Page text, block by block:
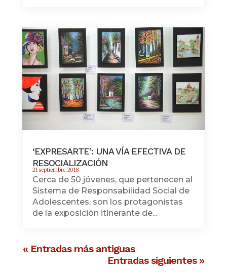
‘EXPRESARTE’: UNA VÍA EFECTIVA DE
RESOCIALIZACIÓN
21 septiembre, 2018
Cerca de 50 jóvenes, que pertenecen al
Sistema de Responsabilidad Social de
Adolescentes, son los protagonistas
de la exposición itinerante de...
« Entradas más antiguas
Entradas siguientes »